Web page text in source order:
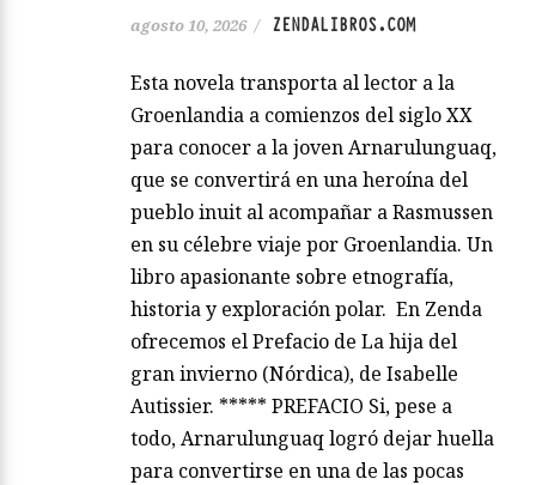
agosto 10, 2026 / ZENDALIBROS.COM
Esta novela transporta al lector a la
Groenlandia a comienzos del siglo XX
para conocer a la joven Arnarulunguaq,
que se convertirá en una heroína del
pueblo inuit al acompañar a Rasmussen
en su célebre viaje por Groenlandia. Un
libro apasionante sobre etnografía,
historia y exploración polar. En Zenda
ofrecemos el Prefacio de La hija del
gran invierno (Nórdica), de Isabelle
Autissier. ***** PREFACIO Si, pese a
todo, Arnarulunguaq logró dejar huella
para convertirse en una de las pocas